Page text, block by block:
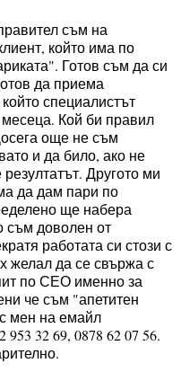
съм на
който има по
Готов съм да си
да приема
специалистът
Кой би правил
още не съм
и да било, ако не
Другото ми
да дам пари по
ще набера
съм доволен от
работата си стози с
желал да се свържа с
по СЕО именно за
че съм "апетитен
мен на емайл
953 32 69, 0878 62 07 56.